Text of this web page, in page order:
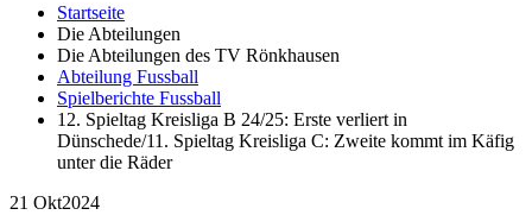
Startseite
Die Abteilungen
Die Abteilungen des TV Rönkhausen
Abteilung Fussball
Spielberichte Fussball
12. Spieltag Kreisliga B 24/25: Erste verliert in
Dünschede/11. Spieltag Kreisliga C: Zweite kommt im Käfig
unter die Räder
21 Okt2024